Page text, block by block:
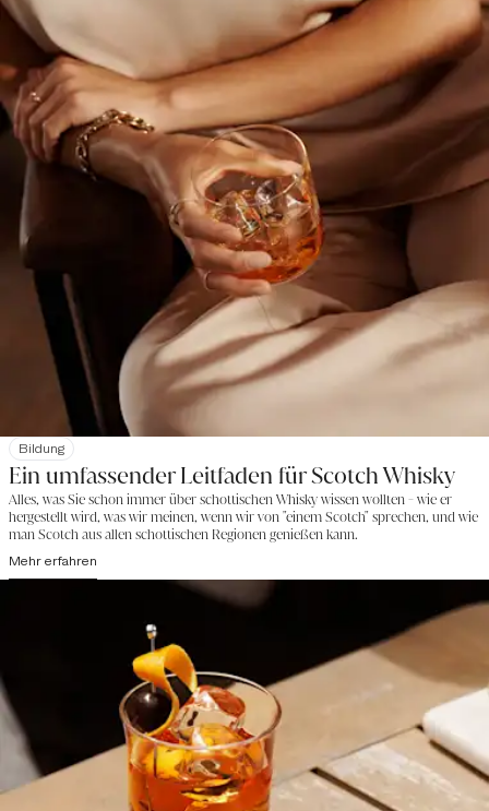
Bildung
Ein umfassender Leitfaden für Scotch Whisky
Alles, was Sie schon immer über schottischen Whisky wissen wollten - wie er
hergestellt wird, was wir meinen, wenn wir von "einem Scotch" sprechen, und wie
man Scotch aus allen schottischen Regionen genießen kann.
Mehr erfahren